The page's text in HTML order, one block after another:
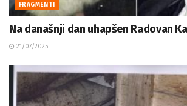
FRAGMENTI
Na današnji dan uhapšen Radovan
21/07/2025